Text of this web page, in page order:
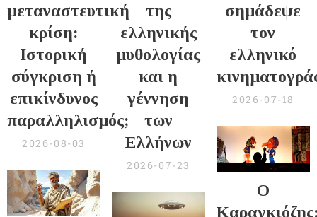
μεταναστευτική
κρίση:
Ιστορική
σύγκριση ή
επικίνδυνος
παραλληλισμός;
2026-08-03
της
ελληνικής
μυθολογίας
και η
γέννηση
των
Ελλήνων
2026-07-23
σημάδεψε
τον
ελληνικό
2026-07-18
Ο